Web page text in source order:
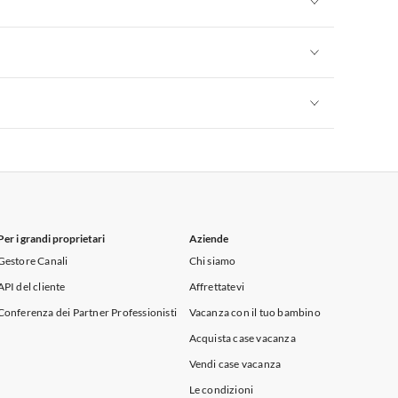
i grandi proprietari
Canali
del cliente
dei Partner Professionisti
Aziende
Chi siamo
Affrettatevi
Vacanza con il tuo bambino
Acquista case vacanza
Vendi case vacanza
Le condizioni